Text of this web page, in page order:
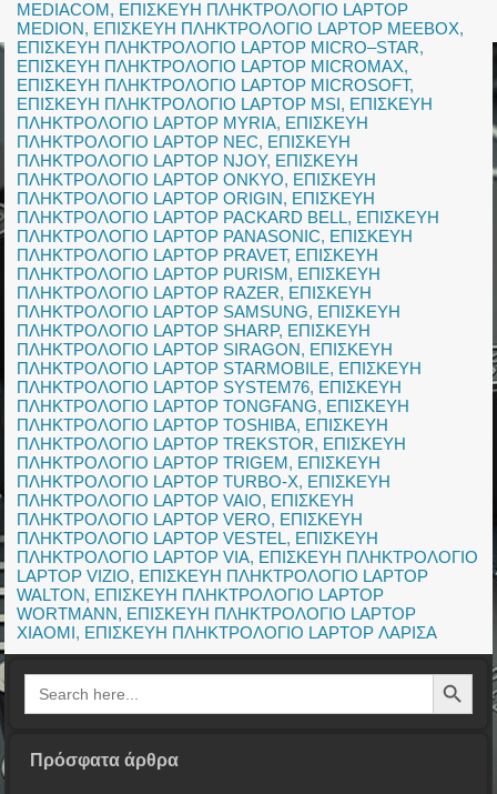
MEDIACOM, ΕΠΙΣΚΕΥΗ ΠΛΗΚΤΡΟΛΟΓΙΟ LAPTOP
MEDION, ΕΠΙΣΚΕΥΗ ΠΛΗΚΤΡΟΛΟΓΙΟ LAPTOP MEEBOX,
ΕΠΙΣΚΕΥΗ ΠΛΗΚΤΡΟΛΟΓΙΟ LAPTOP MICRO–STAR,
ΕΠΙΣΚΕΥΗ ΠΛΗΚΤΡΟΛΟΓΙΟ LAPTOP MICROMAX,
ΕΠΙΣΚΕΥΗ ΠΛΗΚΤΡΟΛΟΓΙΟ LAPTOP MICROSOFT,
ΕΠΙΣΚΕΥΗ ΠΛΗΚΤΡΟΛΟΓΙΟ LAPTOP MSI, ΕΠΙΣΚΕΥΗ
ΠΛΗΚΤΡΟΛΟΓΙΟ LAPTOP MYRIA, ΕΠΙΣΚΕΥΗ
ΠΛΗΚΤΡΟΛΟΓΙΟ LAPTOP NEC, ΕΠΙΣΚΕΥΗ
ΠΛΗΚΤΡΟΛΟΓΙΟ LAPTOP NJOY, ΕΠΙΣΚΕΥΗ
ΠΛΗΚΤΡΟΛΟΓΙΟ LAPTOP ONKYO, ΕΠΙΣΚΕΥΗ
ΠΛΗΚΤΡΟΛΟΓΙΟ LAPTOP ORIGIN, ΕΠΙΣΚΕΥΗ
ΠΛΗΚΤΡΟΛΟΓΙΟ LAPTOP PACKARD BELL, ΕΠΙΣΚΕΥΗ
ΠΛΗΚΤΡΟΛΟΓΙΟ LAPTOP PANASONIC, ΕΠΙΣΚΕΥΗ
ΠΛΗΚΤΡΟΛΟΓΙΟ LAPTOP PRAVET, ΕΠΙΣΚΕΥΗ
ΠΛΗΚΤΡΟΛΟΓΙΟ LAPTOP PURISM, ΕΠΙΣΚΕΥΗ
ΠΛΗΚΤΡΟΛΟΓΙΟ LAPTOP RAZER, ΕΠΙΣΚΕΥΗ
ΠΛΗΚΤΡΟΛΟΓΙΟ LAPTOP SAMSUNG, ΕΠΙΣΚΕΥΗ
ΠΛΗΚΤΡΟΛΟΓΙΟ LAPTOP SHARP, ΕΠΙΣΚΕΥΗ
ΠΛΗΚΤΡΟΛΟΓΙΟ LAPTOP SIRAGON, ΕΠΙΣΚΕΥΗ
ΠΛΗΚΤΡΟΛΟΓΙΟ LAPTOP STARMOBILE, ΕΠΙΣΚΕΥΗ
ΠΛΗΚΤΡΟΛΟΓΙΟ LAPTOP SYSTEM76, ΕΠΙΣΚΕΥΗ
ΠΛΗΚΤΡΟΛΟΓΙΟ LAPTOP TONGFANG, ΕΠΙΣΚΕΥΗ
ΠΛΗΚΤΡΟΛΟΓΙΟ LAPTOP TOSHIBA, ΕΠΙΣΚΕΥΗ
ΠΛΗΚΤΡΟΛΟΓΙΟ LAPTOP TREKSTOR, ΕΠΙΣΚΕΥΗ
ΠΛΗΚΤΡΟΛΟΓΙΟ LAPTOP TRIGEM, ΕΠΙΣΚΕΥΗ
ΠΛΗΚΤΡΟΛΟΓΙΟ LAPTOP TURBO-X, ΕΠΙΣΚΕΥΗ
ΠΛΗΚΤΡΟΛΟΓΙΟ LAPTOP VAIO, ΕΠΙΣΚΕΥΗ
ΠΛΗΚΤΡΟΛΟΓΙΟ LAPTOP VERO, ΕΠΙΣΚΕΥΗ
ΠΛΗΚΤΡΟΛΟΓΙΟ LAPTOP VESTEL, ΕΠΙΣΚΕΥΗ
ΠΛΗΚΤΡΟΛΟΓΙΟ LAPTOP VIA, ΕΠΙΣΚΕΥΗ ΠΛΗΚΤΡΟΛΟΓΙΟ
LAPTOP VIZIO, ΕΠΙΣΚΕΥΗ ΠΛΗΚΤΡΟΛΟΓΙΟ LAPTOP
WALTON, ΕΠΙΣΚΕΥΗ ΠΛΗΚΤΡΟΛΟΓΙΟ LAPTOP
WORTMANN, ΕΠΙΣΚΕΥΗ ΠΛΗΚΤΡΟΛΟΓΙΟ LAPTOP
XIAOMI, ΕΠΙΣΚΕΥΗ ΠΛΗΚΤΡΟΛΟΓΙΟ LAPTOP ΛΑΡΙΣΑ
Search
for:
Search Button
Πρόσφατα άρθρα